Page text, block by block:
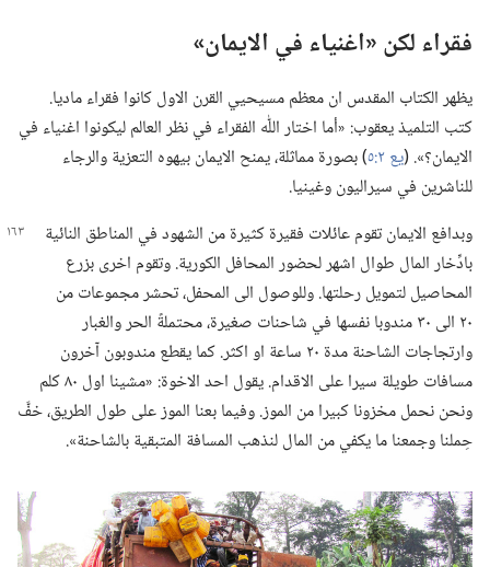
فقراء لكن «اغنياء في الايمان»‏
يظهر الكتاب المقدس ان معظم مسيحيي القرن الاول كانوا فقراء ماديا.‏
كتب التلميذ يعقوب:‏ «أما اختار اللّٰه الفقراء في نظر العالم ليكونوا اغنياء في
الايمان؟‏».‏ (‏يع ٢:‏٥
‏)‏ بصورة مماثلة،‏ يمنح الايمان بيهوه التعزية والرجاء
للناشرين في سيراليون وغينيا.‏
وبدافع الايمان تقوم عائلات فقيرة كثيرة من الشهود في المناطق النائية
بادِّخار المال طوال اشهر لحضور المحافل الكورية.‏ وتقوم اخرى بزرع
المحاصيل لتمويل رحلتها.‏ وللوصول الى المحفل،‏ تحشر مجموعات من
٢٠ الى ٣٠ مندوبا نفسها في شاحنات صغيرة،‏ محتملةً الحر والغبار
وارتجاجات الشاحنة مدة ٢٠ ساعة او اكثر.‏ كما يقطع مندوبون آخرون
مسافات طويلة سيرا على الاقدام.‏ يقول احد الاخوة:‏ «مشينا اول ٨٠ كلم
ونحن نحمل مخزونا كبيرا من الموز.‏ وفيما بعنا الموز على طول الطريق،‏ خفَّ
حِملنا وجمعنا ما يكفي من المال لنذهب المسافة المتبقية بالشاحنة».‏